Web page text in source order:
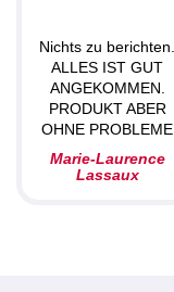
Nichts zu berichten.
ALLES IST GUT
ANGEKOMMEN.
PRODUKT ABER
OHNE PROBLEME
Marie-Laurence
Lassaux